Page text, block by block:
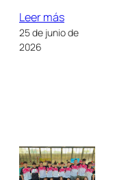
Leer más
25 de junio de
2026